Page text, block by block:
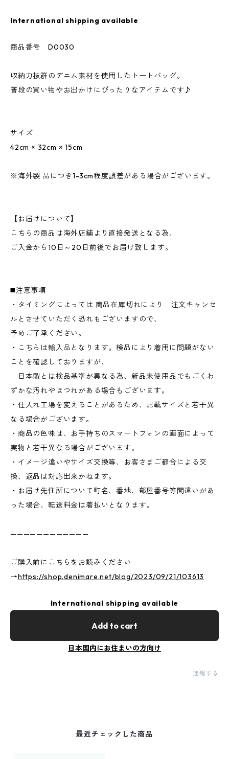
International shipping available
商品番号 D0030
収納力抜群のデニム素材を使用したトートバッグ。
普段の買い物やお出かけにぴったりなアイテムです♪
サイズ
42cm × 32cm × 15cm
※海外製 品につき1-3cm程度誤差がある場合がございます。
【お届けについて】
こちらの商品は海外店舗より直接発送となる為、
ご入金から10日～20日前後でお届け致します。
◼️注意事項
・タイミングによっては 商品在庫切れにより 注文キャンセ
ルとさせていただく恐れもございますので、
予めご了承ください。
・こちらは輸入品となります。検品により着用に問題がない
ことを確認しておりますが、
日本製とは検品基準が異なる為、新品未使用品でもごくわ
ずかな汚れやほつれがある場合もございます。
・仕入れ工場を変えることがあるため、記載サイズと若干異
なる場合がございます。
・商品の色味は、お手持ちのスマートフォンの画面によって
実物と若干異なる場合がございます。
・イメージ違いやサイズ交換等、お客さまご都合による交
換、返品は対応出来かねます。
・お届け先住所について町名、番地、部屋番号等間違いがあ
った場合、転送料金は着払いとなります。
————————————
ご購入前にこちらをお読みください
→https://shop.denimare.net/blog/2023/09/21/103613
International shipping available
Add to cart
日本国内にお住まいの方向け
通報する
最近チェックした商品